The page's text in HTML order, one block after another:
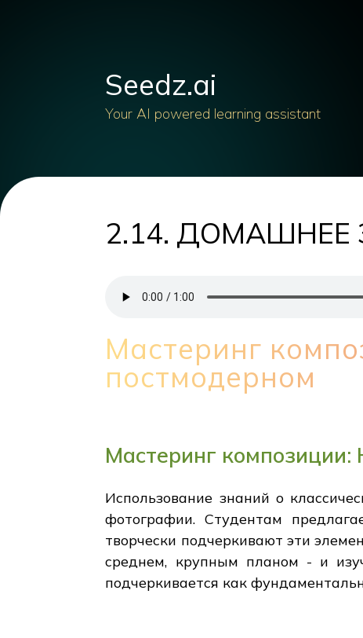
Seedz.ai
Your AI powered learning assistant
2.14. ДОМАШНЕЕ
Мастеринг
постмодерном
Мастеринг композиции:
Использование знаний о
фотографии. Студентам
творчески подчеркивают эти
среднем, крупным планом - и
подчеркивается как